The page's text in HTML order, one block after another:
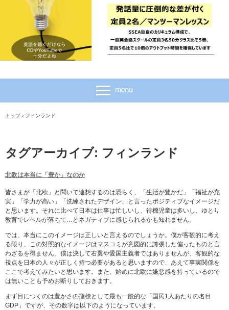
トップ › フィンランド
タグアーカイブ: フィンランド
北欧は本当に「豊か」なのか
皆さまが「北欧」と聞いて連想するのは恐らく、「生活が豊かだ」「福祉が充
実」「学力が高い」「洗練されたデザイン」と言ったポジティブなイメージだ
と思います。それに比べて日本は仕事は忙しいし、待機児童は多いし、ゆとり
教育でレベルが落ちて…とネガティブに感じられるかも知れません。
では、本当にこのイメージは正しいと言えるのでしょうか。僕が客観的に考え
る限り、この対照的なイメージはマスコミが意図的に誇張した偏ったものと言
わざるを得ません。僕は決して右翼や愛国主義者ではありませんが、客観的な
視点を日本の人々が正しく持つ必要があると思いますので、あえて事実関係を
ここで考えてみたいと思います。また、始めに北欧に嫌悪感を持っているので
は無いことも予めお断りしておきます。
まず目につくのは豊かさの指標として最も一般的な「国民1人あたりの名目
GDP」ですが、その数字は以下のようになっています。